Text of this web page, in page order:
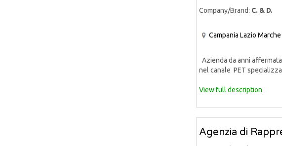
Company/Brand: C. & D.
Campania Lazio Marche
Azienda da anni
nel canale PET
View full description
Agenzia di